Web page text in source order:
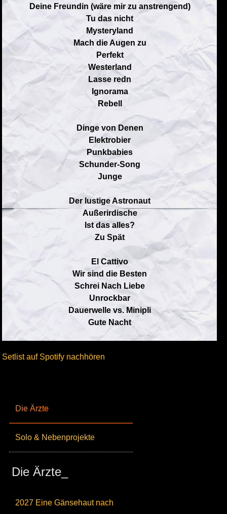
Die Ärzte
Solo & Nebenprojekte
Die Ärzte_
2027 Eine Gänsehaut nach
Deine Freundin (wäre mir zu anstrengend)
Tu das nicht
Mysteryland
Mach die Augen zu
Perfekt
Westerland
Lasse redn
Ignorama
Rebell
Dinge von Denen
Elektrobier
Punkbabies
Schunder-Song
Junge
Der lustige Astronaut
Außerirdische
Ist das alles?
Zu Spät
El Cattivo
Wir sind die Besten
Schrei Nach Liebe
Unrockbar
Dauerwelle vs. Minipli
Gute Nacht
Setlist auf Spotify nachhören